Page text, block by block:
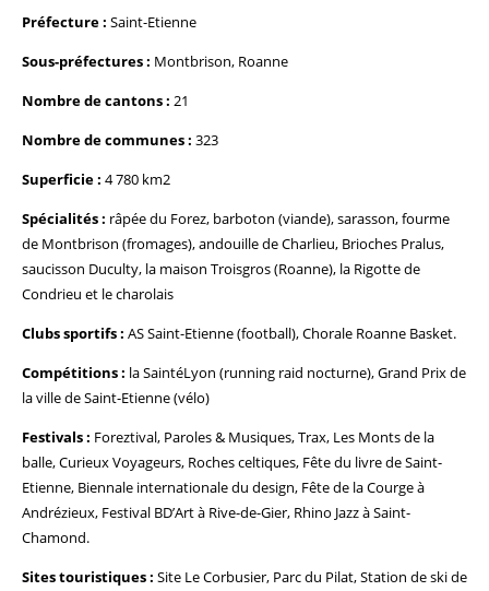
Préfecture : Saint-Etienne
Sous-préfectures : Montbrison, Roanne
Nombre de cantons : 21
Nombre de communes : 323
Superficie : 4 780 km2
Spécialités : râpée du Forez, barboton (viande), sarasson, fourme
de Montbrison (fromages), andouille de Charlieu, Brioches Pralus,
saucisson Duculty, la maison Troisgros (Roanne), la Rigotte de
Condrieu et le charolais
Clubs sportifs : AS Saint-Etienne (football), Chorale Roanne Basket.
Compétitions : la SaintéLyon (running raid nocturne), Grand Prix de
la ville de Saint-Etienne (vélo)
Festivals : Foreztival, Paroles & Musiques, Trax, Les Monts de la
balle, Curieux Voyageurs, Roches celtiques, Fête du livre de Saint-
Etienne, Biennale internationale du design, Fête de la Courge à
Andrézieux, Festival BD’Art à Rive-de-Gier, Rhino Jazz à Saint-
Chamond.
Sites touristiques : Site Le Corbusier, Parc du Pilat, Station de ski de